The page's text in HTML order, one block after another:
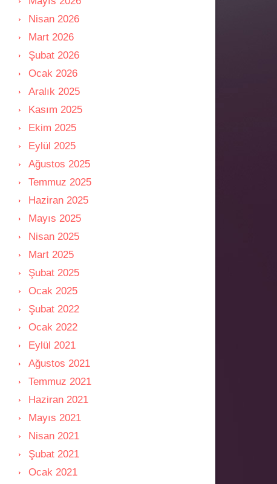
Nisan 2026
Mart 2026
Şubat 2026
Ocak 2026
Aralık 2025
Kasım 2025
Ekim 2025
Eylül 2025
Ağustos 2025
Temmuz 2025
Haziran 2025
Mayıs 2025
Nisan 2025
Mart 2025
Şubat 2025
Ocak 2025
Şubat 2022
Ocak 2022
Eylül 2021
Ağustos 2021
Temmuz 2021
Haziran 2021
Mayıs 2021
Nisan 2021
Şubat 2021
Ocak 2021